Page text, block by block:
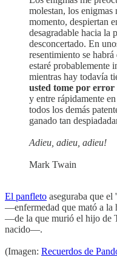
molestan, los enigmas
momento, despiertan
desagradable hacia la
desconcertado. En
resentimiento se
estaré probablemente
mientras hay todavía
usted tome por error
y entre rápidamente
todos los demás
ganado tan
Adieu, adieu, adieu!
Mark Twain
El panfleto aseguraba que
—enfermedad que mató a
—de la que murió el hijo de
nacido—.
(Imagen: Recuerdos de